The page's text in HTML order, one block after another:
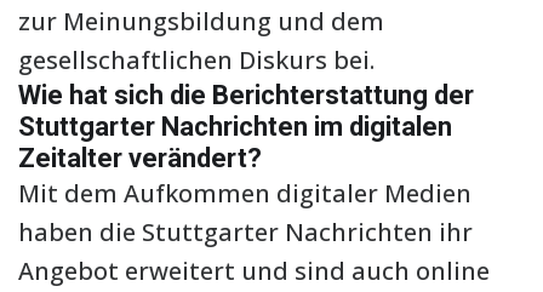
zur Meinungsbildung und dem
gesellschaftlichen Diskurs bei.
Wie hat sich die Berichterstattung der
Stuttgarter Nachrichten im digitalen
Zeitalter verändert?
Mit dem Aufkommen digitaler Medien
haben die Stuttgarter Nachrichten ihr
Angebot erweitert und sind auch online